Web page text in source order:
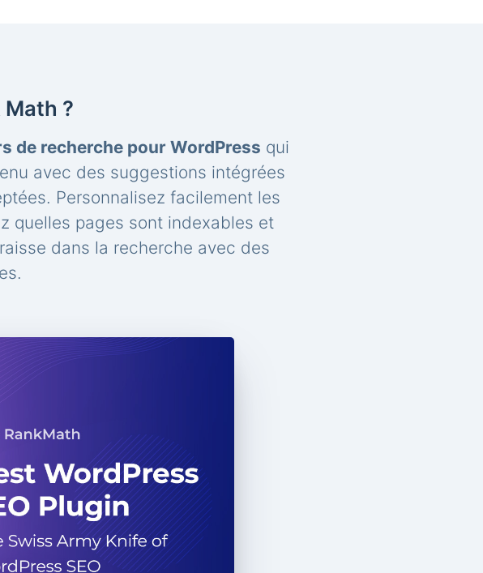
?
de recherche pour WordPress qui
avec des suggestions intégrées
Personnalisez facilement les
quelles pages sont indexables et
dans la recherche avec des